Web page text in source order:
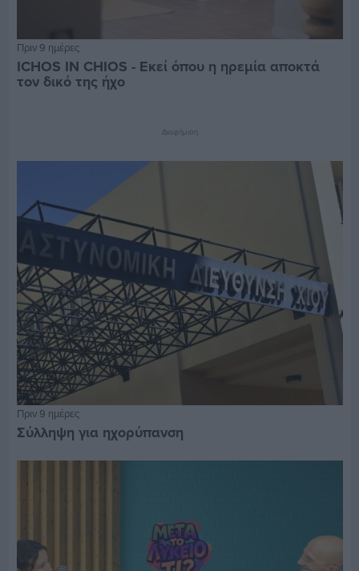
Πριν 9 ημέρες
ICHOS IN CHIOS - Εκεί όπου η ηρεμία αποκτά
τον δικό της ήχο
Διαφήμιση
Πριν 9 ημέρες
Σύλληψη για ηχορύπανση